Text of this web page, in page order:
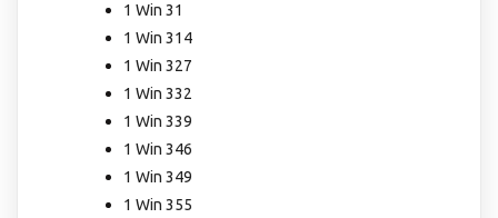
1 Win 31
1 Win 314
1 Win 327
1 Win 332
1 Win 339
1 Win 346
1 Win 349
1 Win 355